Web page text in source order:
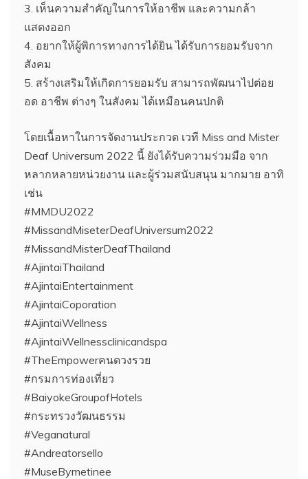
3. เห็นความสำคัญในการให้อาชีพ และความกล้า
แสดงออก
4. อยากให้ผู้พิการทางการได้ยิน ได้รับการยอมรับจาก
สังคม
5. สร้างเสริมให้เกิดการยอมรับ สามารถพัฒนาไปต่อย
อด อาชีพ ต่างๆ ในสังคม ได้เหมือนคนปกติ
โดยเนื้อหาในการจัดงานประกวด เวที Miss and Mister
Deaf Universum 2022 นี้ ยังได้รับความร่วมมือ จาก
หลากหลายหน่วยงาน และผู้ร่วมสนับสนุน มากมาย อาทิ
เช่น
#MMDU2022
#MissandMiseterDeafUniversum2022
#MissandMisterDeafThailand
#AjintaiThailand
#AjintaiEntertainment
#AjintaiCoporation
#AjintaiWellness
#AjintaiWellnessclinicandspa
#TheEmpowerคนดวงรวย
#กรมการท่องเที่ยว
#BaiyokeGroupofHotels
#กระทรวงวัฒนธรรม
#Veganatural
#Andreatorsello
#MuseBymetinee